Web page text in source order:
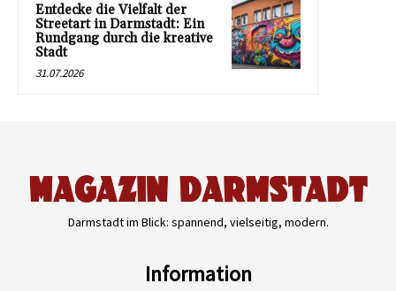
Entdecke die Vielfalt der
Streetart in Darmstadt: Ein
Rundgang durch die kreative
Stadt
31.07.2026
Darmstadt im Blick: spannend, vielseitig, modern.
Information